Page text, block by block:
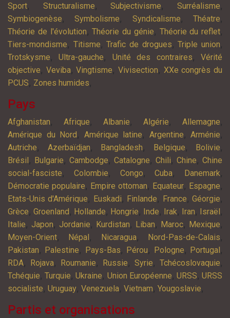
Sport, Structuralisme,Subjectivisme,Surréalisme,
Symbiogenèse,Symbolisme, Syndicalisme,Théatre,
Théorie de l'évolution,Théorie du génie, Théorie du reflet,
Tiers-mondisme, Titisme,Trafic de drogues,Triple union,
Trotskysme,Ultra-gauche, Unité des contraires,Vérité
objective, Veviba,Vingtisme,Vivisection, XXe congrès du
PCUS, Zones humides,
Pays
Afghanistan, Afrique, Albanie, Algérie, Allemagne,
Amérique du Nord , Amérique latine, Argentine, Arménie,
Autriche, Azerbaïdjan, Bangladesh, Belgique, Bolivie,
Brésil , Bulgarie, Cambodge, Catalogne, Chili, Chine, Chine
social-fasciste, Colombie, Congo,Cuba, Danemark,
Démocratie populaire, Empire ottoman, Equateur, Espagne,
Etats-Unis d'Amérique, Euskadi, Finlande, France,Géorgie,
Grèce, Groenland , Hollande, Hongrie, Inde, Irak, Iran, Israël ,
Italie, Japon, Jordanie, Kurdistan, Liban, Maroc, Mexique,
Moyen-Orient, Népal , Nicaragua, Nord-Pas-de-Calais,
Pakistan, Palestine, Pays-Bas, Pérou, Pologne, Portugal ,
RDA, Rojava, Roumanie, Russie, Syrie, Tchécoslovaquie,
Tchéquie,Turquie,Ukraine, Union Européenne, URSS,URSS
socialiste, Uruguay, Venezuela, Vietnam, Yougoslavie,
Partis et organisations